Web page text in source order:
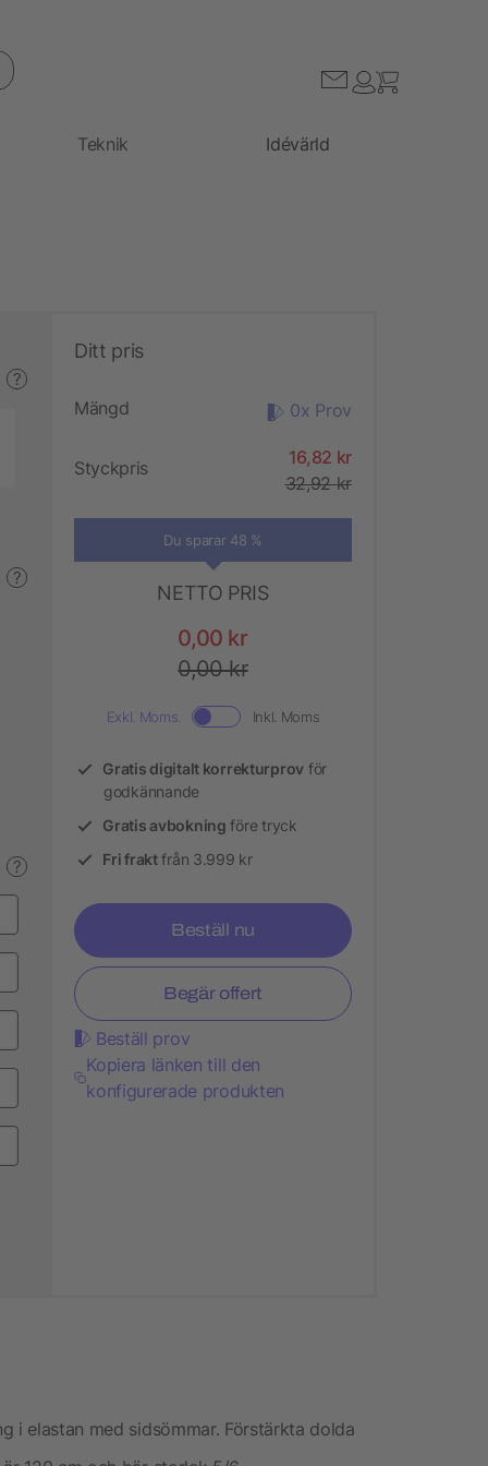
Teknik Idévärld
?
?
?
Ditt pris
Mängd 0x Prov
Styckpris
16,82 kr
32,92 kr
Du sparar 48 %
NETTO PRIS
0,00 kr
0,00 kr
Exkl. Moms. Inkl. Moms
Gratis digitalt korrekturprov för
godkännande
Gratis avbokning före tryck
Fri fraktfrån 3.999 kr
Beställ nu
Begär offert
Beställ prov
Kopiera länken till den
konfigurerade produkten
i elastan med sidsömmar. Förstärkta dolda